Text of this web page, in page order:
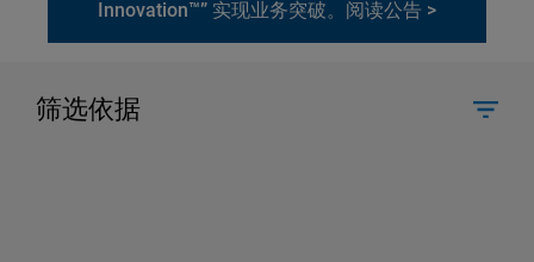
Innovation™” 实现业务突破。阅读公告 >
筛选依据